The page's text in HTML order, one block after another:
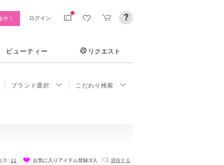
中！ ログイン
ビューティー リクエスト
ブランド選択 こだわり検索
ス: 11 お気に入りアイテム登録:0人 通報する